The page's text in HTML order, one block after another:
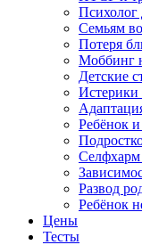
Психолог
Семьям
Потеря
Моббинг
Детские
Истерики
Ребёнок
Селфхарм
Развод
Ребёнок
Цены
Тесты